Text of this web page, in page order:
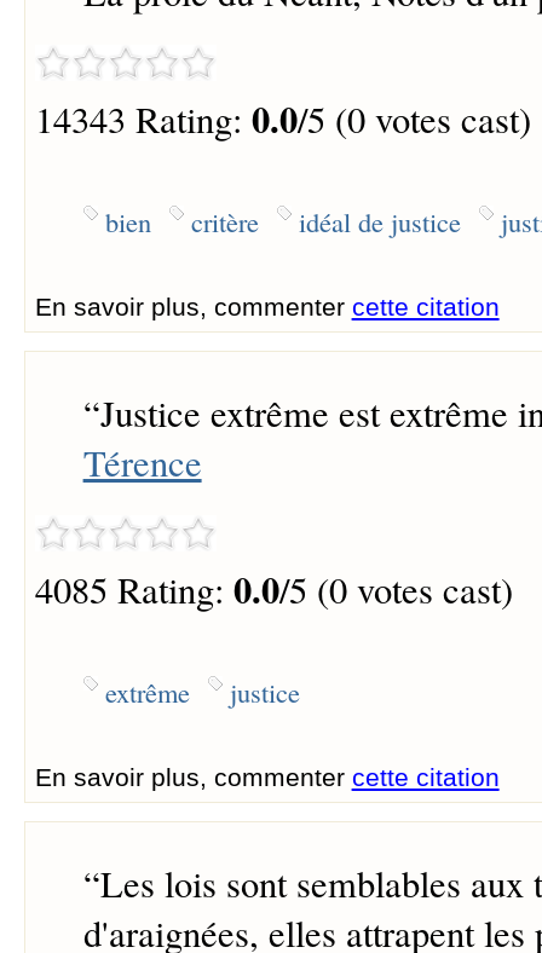
14343 Rating: 0.0/5 (0 votes cast)
bien critère idéal de justice
En savoir plus, commenter cette citation
“Justice extrême est extrême
Térence
4085 Rating: 0.0/5 (0 votes cast)
extrême justice
En savoir plus, commenter cette citation
“Les lois sont semblables aux
d'araignées, elles attrapent les